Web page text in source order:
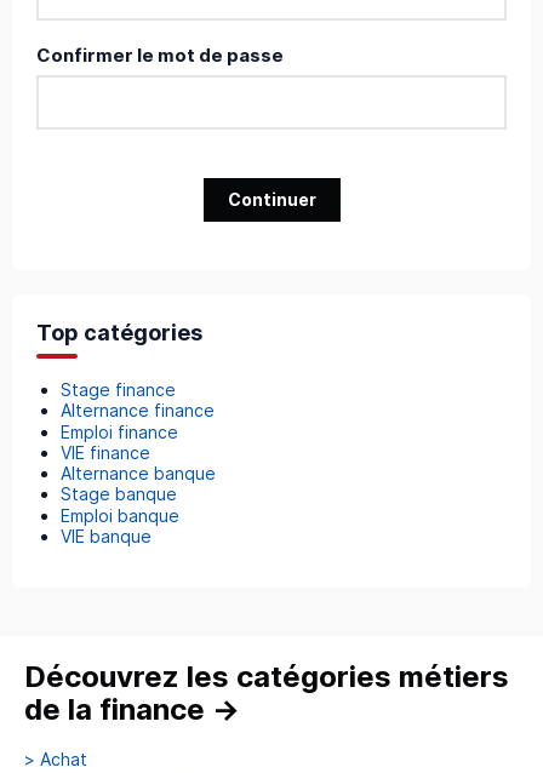
Confirmer le mot de passe
Continuer
Top catégories
Stage finance
Alternance finance
Emploi finance
VIE finance
Alternance banque
Stage banque
Emploi banque
VIE banque
Découvrez les catégories métiers
de la finance →
> Achat